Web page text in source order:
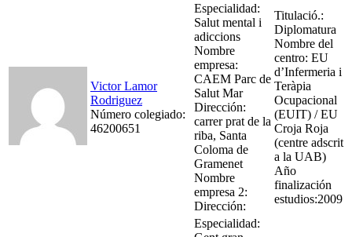
Victor Lamor
Rodriguez
Número colegiado:
46200651
Especialidad:
Salut mental i
adiccions
Nombre
empresa:
CAEM Parc de
Salut Mar
Dirección:
carrer prat de la
riba, Santa
Coloma de
Gramenet
Nombre
empresa 2:
Dirección:
Titulació.:
Diplomatura
Nombre del
centro: EU
d’Infermeria i
Teràpia
Ocupacional
(EUIT) / EU
Croja Roja
(centre adscrit
a la UAB)
Año
finalización
estudios:2009
Especialidad: